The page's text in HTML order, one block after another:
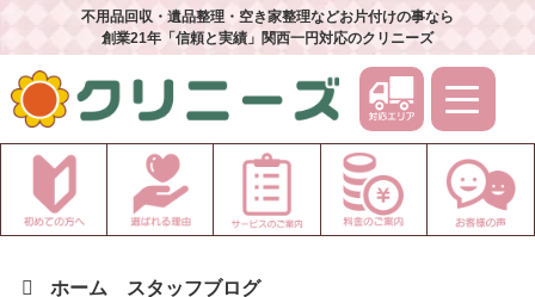
不用品回収・遺品整理・空き家整理などお片付けの事なら
創業21年「信頼と実績」関西一円対応のクリニーズ
ホーム スタッフブログ